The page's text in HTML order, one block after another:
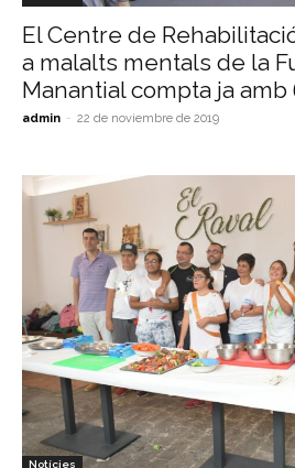
El Centre de
a malalts mentals de la
Manantial compta ja amb
admin - 22 de noviembre de 2019
Notícies